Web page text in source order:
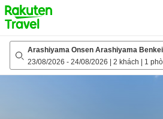
to
top
page
Arashiyama Onsen Arashiyama Benkei
23/08/2026 - 24/08/2026 2 khách 1